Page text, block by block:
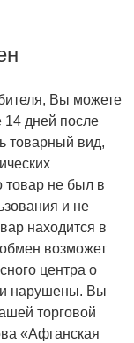
Вы можете
14 дней после
товарный вид,
товар не был в
и не
находится в
возможет
центра о
нарушены. Вы
торговой
«Афганская